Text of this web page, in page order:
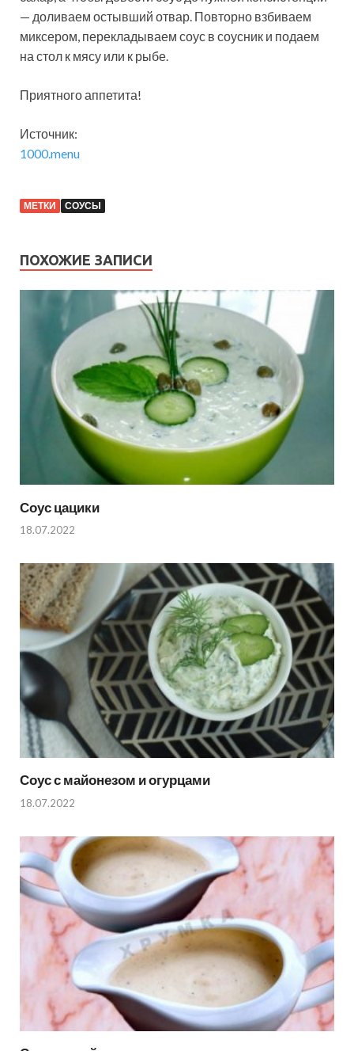
— доливаем остывший отвар. Повторно взбиваем
миксером, перекладываем соус в соусник и подаем
на стол к мясу или к рыбе.
Приятного аппетита!
Источник:
1000.menu
МЕТКИ СОУСЫ
ПОХОЖИЕ ЗАПИСИ
Соус цацики
18.07.2022
Соус с майонезом и огурцами
18.07.2022